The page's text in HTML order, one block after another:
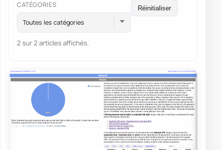
CATÉGORIES
Toutes les catégories
Réinitialiser
2 sur 2 articles affichés.